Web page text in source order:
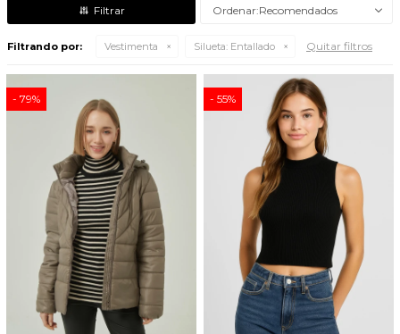
Recomendados
Filtrando por: Vestimenta Silueta: Entallado Quitar filtros
79 55